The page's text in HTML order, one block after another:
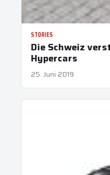
STORIES
Die Schweiz
Hypercars
25. Juni 2019